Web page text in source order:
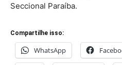
Seccional Paraíba.
Compartilhe isso:
WhatsApp